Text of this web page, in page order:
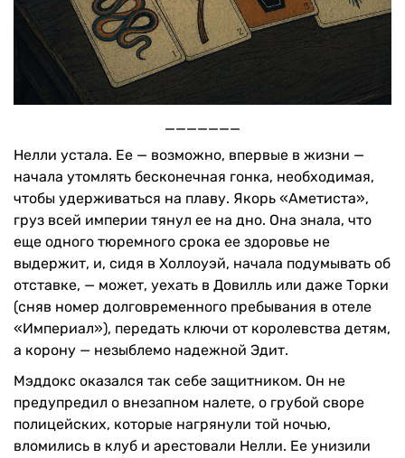
_______
Нелли устала. Ее — возможно, впервые в жизни —
начала утомлять бесконечная гонка, необходимая,
чтобы удерживаться на плаву. Якорь «Аметиста»,
груз всей империи тянул ее на дно. Она знала, что
еще одного тюремного срока ее здоровье не
выдержит, и, сидя в Холлоуэй, начала подумывать об
отставке, — может, уехать в Довилль или даже Торки
(сняв номер долговременного пребывания в отеле
«Империал»), передать ключи от королевства детям,
а корону — незыблемо надежной Эдит.
Мэддокс оказался так себе защитником. Он не
предупредил о внезапном налете, о грубой своре
полицейских, которые нагрянули той ночью,
вломились в клуб и арестовали Нелли. Ее унизили